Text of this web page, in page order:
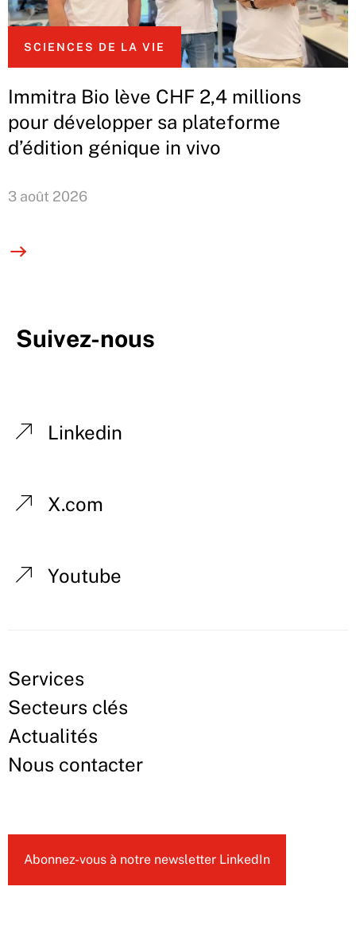
SCIENCES DE LA VIE
Immitra Bio lève CHF 2,4 millions
pour développer sa plateforme
d’édition génique in vivo
3 août 2026
Suivez-nous
Linkedin
X.com
Youtube
Services
Secteurs clés
Actualités
Nous contacter
Abonnez-vous à notre newsletter LinkedIn